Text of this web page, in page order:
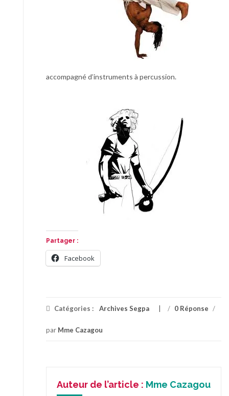
accompagné d’instruments à percussion.
Partager :
Facebook
Catégories : Archives Segpa / 0 Réponse /
par Mme Cazagou
Auteur de l’article : Mme Cazagou